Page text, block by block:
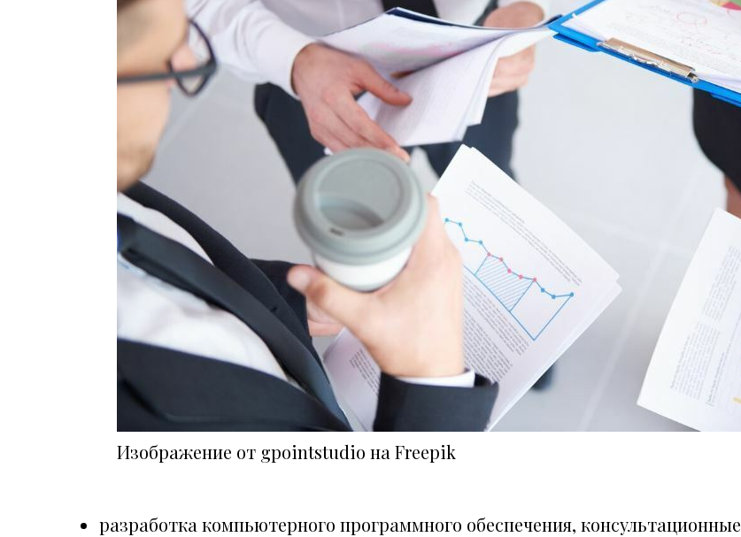
Изображение от gpointstudio на Freepik
разработка компьютерного программного обеспечения, консультационные